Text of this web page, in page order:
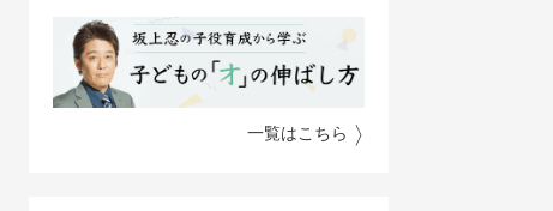
一覧はこちら